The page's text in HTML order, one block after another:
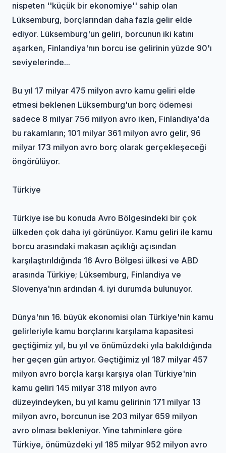
nispeten ''küçük bir ekonomiye'' sahip olan
Lüksemburg, borçlarından daha fazla gelir elde
ediyor. Lüksemburg'un geliri, borcunun iki katını
aşarken, Finlandiya'nın borcu ise gelirinin yüzde 90'ı
seviyelerinde...
Bu yıl 17 milyar 475 milyon avro kamu geliri elde
etmesi beklenen Lüksemburg'un borç ödemesi
sadece 8 milyar 756 milyon avro iken, Finlandiya'da
bu rakamların; 101 milyar 361 milyon avro gelir, 96
milyar 173 milyon avro borç olarak gerçekleşeceği
öngörülüyor.
Türkiye
Türkiye ise bu konuda Avro Bölgesindeki bir çok
ülkeden çok daha iyi görünüyor. Kamu geliri ile kamu
borcu arasındaki makasın açıklığı açısından
karşılaştırıldığında 16 Avro Bölgesi ülkesi ve ABD
arasında Türkiye; Lüksemburg, Finlandiya ve
Slovenya'nın ardından 4. iyi durumda bulunuyor.
Dünya'nın 16. büyük ekonomisi olan Türkiye'nin kamu
gelirleriyle kamu borçlarını karşılama kapasitesi
geçtiğimiz yıl, bu yıl ve önümüzdeki yıla bakıldığında
her geçen gün artıyor. Geçtiğimiz yıl 187 milyar 457
milyon avro borçla karşı karşıya olan Türkiye'nin
kamu geliri 145 milyar 318 milyon avro
düzeyindeyken, bu yıl kamu gelirinin 171 milyar 13
milyon avro, borcunun ise 203 milyar 659 milyon
avro olması bekleniyor. Yine tahminlere göre
Türkiye, önümüzdeki yıl 185 milyar 952 milyon avro